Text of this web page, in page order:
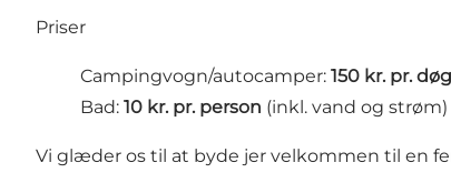
Priser
Campingvogn/autocamper: 150 kr. pr.
Bad: 10 kr. pr. person (inkl. vand og strøm)
Vi glæder os til at byde jer velkommen til en